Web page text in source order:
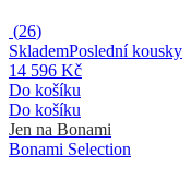
(26)
SklademPoslední kousky
14 596 Kč
Do košíku
Do košíku
Jen na Bonami
Bonami Selection